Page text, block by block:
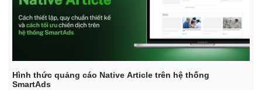
Hình thức quảng cáo Native Article trên hệ thống
SmartAds